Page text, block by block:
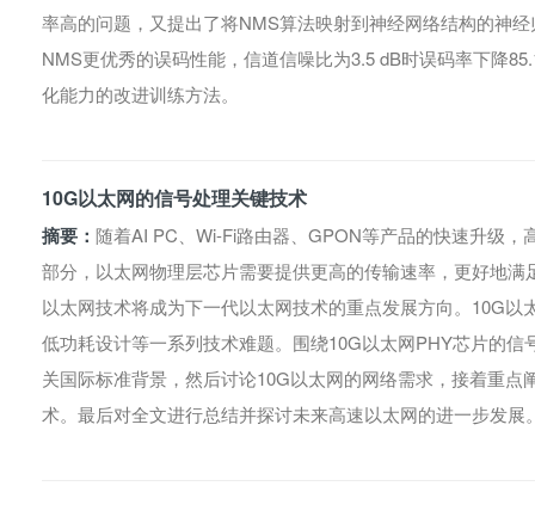
率高的问题，又提出了将NMS算法映射到神经网络结构的神
NMS更优秀的误码性能，信道信噪比为3.5 dB时误码率下降
化能力的改进训练方法。
10G以太网的信号处理关键技术
摘要： 随着AI PC、Wi-Fi路由器、GPON等产品的快速升级
部分，以太网物理层芯片需要提供更高的传输速率，更好地
以太网技术将成为下一代以太网技术的重点发展方向。10G
低功耗设计等一系列技术难题。围绕10G以太网PHY芯片的
关国际标准背景，然后讨论10G以太网的网络需求，接着重
术。最后对全文进行总结并探讨未来高速以太网的进一步发展